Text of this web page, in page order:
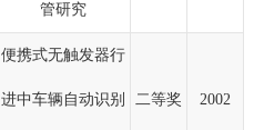
管研究
便携式无触发器行
进中车辆自动识别 二等奖 2002